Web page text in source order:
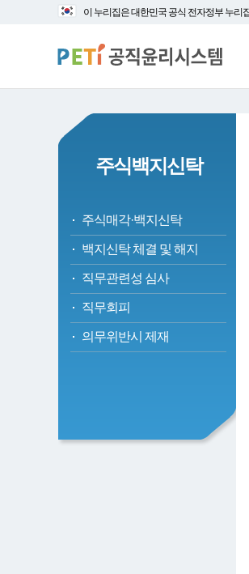
대
바
로
본
로
가
이 누리집은 대한민국 공식 전자정부 누리
주식백지신탁
주식매각·백지신탁
백지신탁 체결 및 해지
직무관련성 심사
직무회피
의무위반시 제재